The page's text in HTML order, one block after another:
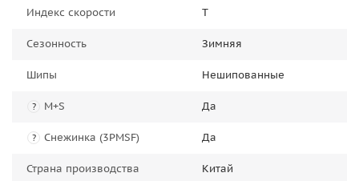
Индекс скорости T
Сезонность Зимняя
Шипы Нешипованные
? M+S Да
? Снежинка (3PMSF) Да
Страна производства Китай